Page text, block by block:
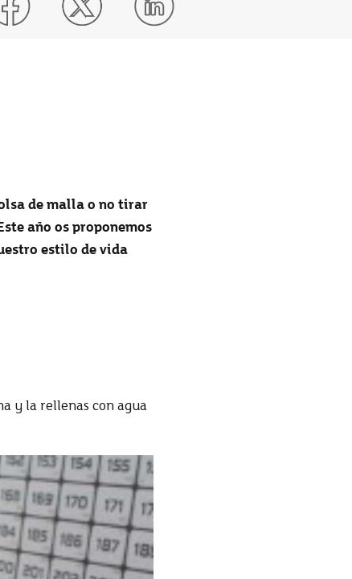
de malla o no tirar
año os proponemos
estilo de vida
y la rellenas con agua